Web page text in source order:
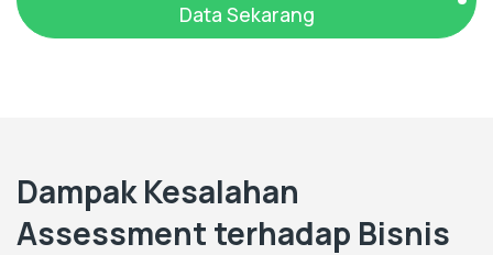
Data Sekarang
Dampak Kesalahan
Assessment terhadap Bisnis